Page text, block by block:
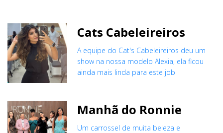
Cats Cabeleireiros
A equipe do Cat's Cabeleireiros deu um
show na nossa modelo Alexia, ela ficou
ainda mais linda para este job
Manhã do Ronnie
Um carrossel de muita beleza e